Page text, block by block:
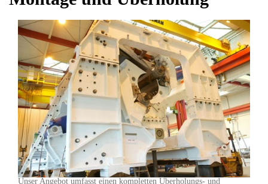
Unser Angebot umfasst einen kompletten Überholungs- und